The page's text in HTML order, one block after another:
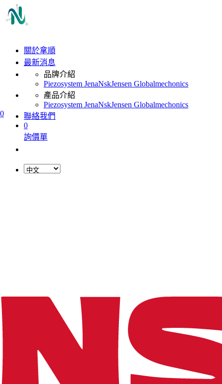
0
關於拿順
最新消息
品牌介紹
Piezosystem JenaNskJensen Globalmechonics
產品介紹
Piezosystem JenaNskJensen Globalmechonics
聯絡我們
0
詢價單